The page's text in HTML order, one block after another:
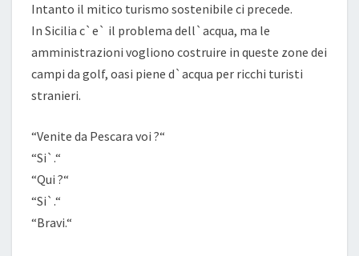
Intanto il mitico turismo sostenibile ci precede.
In Sicilia c`e` il problema dell`acqua, ma le
amministrazioni vogliono costruire in queste zone dei
campi da golf, oasi piene d`acqua per ricchi turisti
stranieri.
“Venite da Pescara voi ?“
“Si`.“
“Qui ?“
“Si`.“
“Bravi.“